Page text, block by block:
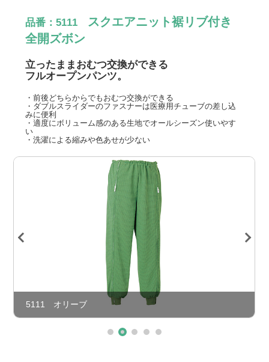
品番：5111 スクエアニット裾リブ付き
全開ズボン
立ったままおむつ交換ができる
フルオープンパンツ。
・前後どちらからでもおむつ交換ができる
・ダブルスライダーのファスナーは医療用チューブの差し込
みに便利
・適度にボリューム感のある生地でオールシーズン使いやす
い
・洗濯による縮みや色あせが少ない
5111 オリーブ